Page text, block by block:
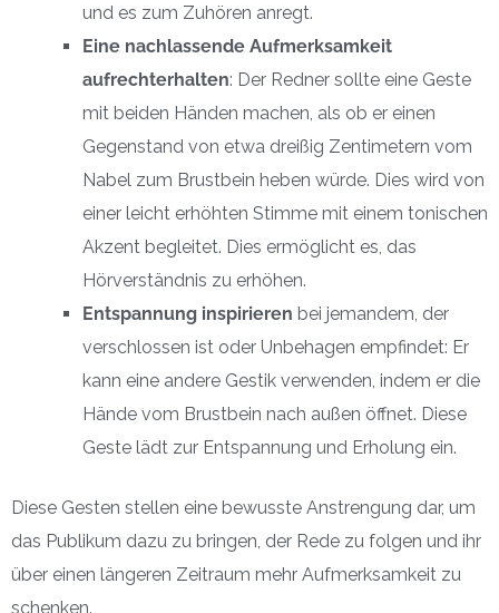
und es zum Zuhören anregt.
Eine nachlassende Aufmerksamkeit
aufrechterhalten: Der Redner sollte eine Geste
mit beiden Händen machen, als ob er einen
Gegenstand von etwa dreißig Zentimetern vom
Nabel zum Brustbein heben würde. Dies wird von
einer leicht erhöhten Stimme mit einem tonischen
Akzent begleitet. Dies ermöglicht es, das
Hörverständnis zu erhöhen.
Entspannung inspirieren bei jemandem, der
verschlossen ist oder Unbehagen empfindet: Er
kann eine andere Gestik verwenden, indem er die
Hände vom Brustbein nach außen öffnet. Diese
Geste lädt zur Entspannung und Erholung ein.
Diese Gesten stellen eine bewusste Anstrengung dar, um
das Publikum dazu zu bringen, der Rede zu folgen und ihr
über einen längeren Zeitraum mehr Aufmerksamkeit zu
schenken.